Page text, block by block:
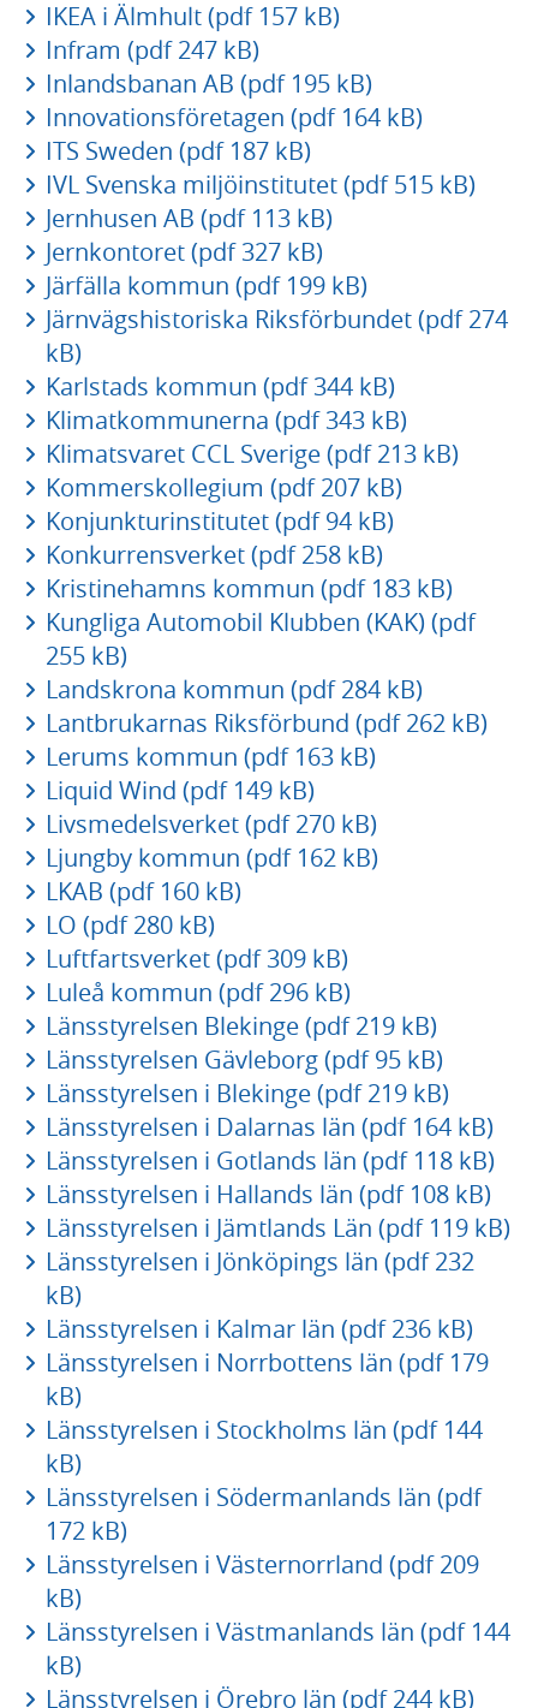
IKEA i Älmhult (pdf 157 kB)
Infram (pdf 247 kB)
Inlandsbanan AB (pdf 195 kB)
Innovationsföretagen (pdf 164 kB)
ITS Sweden (pdf 187 kB)
IVL Svenska miljöinstitutet (pdf 515 kB)
Jernhusen AB (pdf 113 kB)
Jernkontoret (pdf 327 kB)
Järfälla kommun (pdf 199 kB)
Järnvägshistoriska Riksförbundet (pdf 274
kB)
Karlstads kommun (pdf 344 kB)
Klimatkommunerna (pdf 343 kB)
Klimatsvaret CCL Sverige (pdf 213 kB)
Kommerskollegium (pdf 207 kB)
Konjunkturinstitutet (pdf 94 kB)
Konkurrensverket (pdf 258 kB)
Kristinehamns kommun (pdf 183 kB)
Kungliga Automobil Klubben (KAK) (pdf
255 kB)
Landskrona kommun (pdf 284 kB)
Lantbrukarnas Riksförbund (pdf 262 kB)
Lerums kommun (pdf 163 kB)
Liquid Wind (pdf 149 kB)
Livsmedelsverket (pdf 270 kB)
Ljungby kommun (pdf 162 kB)
LKAB (pdf 160 kB)
LO (pdf 280 kB)
Luftfartsverket (pdf 309 kB)
Luleå kommun (pdf 296 kB)
Länsstyrelsen Blekinge (pdf 219 kB)
Länsstyrelsen Gävleborg (pdf 95 kB)
Länsstyrelsen i Blekinge (pdf 219 kB)
Länsstyrelsen i Dalarnas län (pdf 164 kB)
Länsstyrelsen i Gotlands län (pdf 118 kB)
Länsstyrelsen i Hallands län (pdf 108 kB)
Länsstyrelsen i Jämtlands Län (pdf 119 kB)
Länsstyrelsen i Jönköpings län (pdf 232
kB)
Länsstyrelsen i Kalmar län (pdf 236 kB)
Länsstyrelsen i Norrbottens län (pdf 179
kB)
Länsstyrelsen i Stockholms län (pdf 144
kB)
Länsstyrelsen i Södermanlands län (pdf
172 kB)
Länsstyrelsen i Västernorrland (pdf 209
kB)
Länsstyrelsen i Västmanlands län (pdf 144
kB)
Länsstyrelsen i Örebro län (pdf 244 kB)